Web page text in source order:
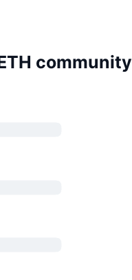
community